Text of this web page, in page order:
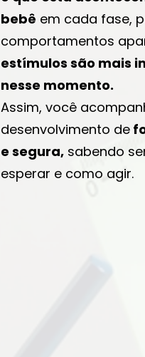
bebê em cada fase,
comportamentos
estímulos são mais
nesse momento.
Assim, você
desenvolvimento de
e segura, sabendo
esperar e como agir.